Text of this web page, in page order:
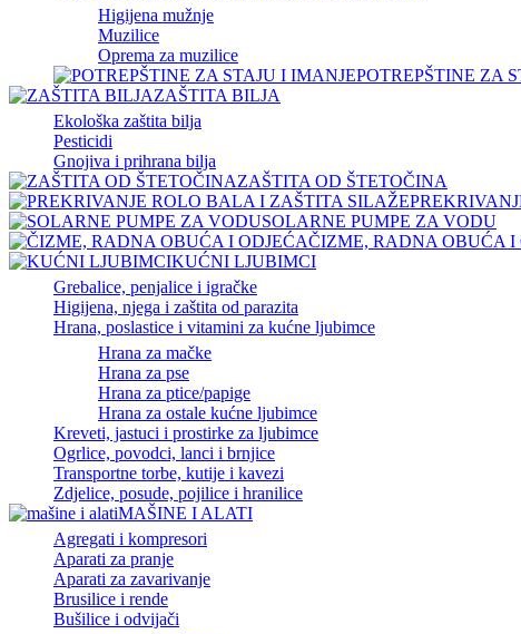
Higijena mužnje
Muzilice
Oprema za muzilice
POTREPŠTINE ZA
ZAŠTITA BILJA
Ekološka zaštita bilja
Pesticidi
Gnojiva i prihrana bilja
ZAŠTITA OD ŠTETOČINA
SOLARNE PUMPE ZA VODU
ČIZME, RADNA OBUĆA I
KUĆNI LJUBIMCI
Grebalice, penjalice i igračke
Higijena, njega i zaštita od parazita
Hrana, poslastice i vitamini za kućne ljubimce
Hrana za mačke
Hrana za pse
Hrana za ptice/papige
Hrana za ostale kućne ljubimce
Kreveti, jastuci i prostirke za ljubimce
Ogrlice, povodci, lanci i brnjice
Transportne torbe, kutije i kavezi
Zdjelice, posude, pojilice i hranilice
MAŠINE I ALATI
Agregati i kompresori
Aparati za pranje
Aparati za zavarivanje
Brusilice i rende
Bušilice i odvijači